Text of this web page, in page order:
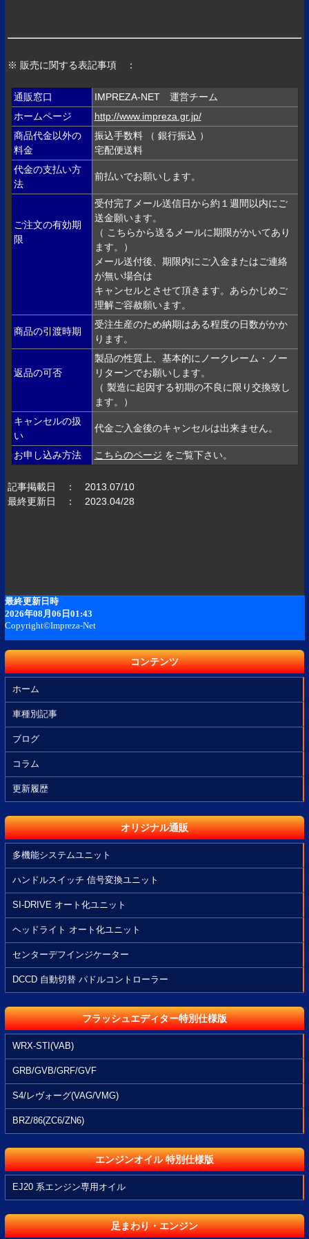
※ 販売に関する表記事項 ：
通販窓口
IMPREZA-NET 運営チーム
ホームページ
http://www.impreza.gr.jp/
商品代金以外の
料金
振込手数料 （ 銀行振込 ）
宅配便送料
代金の支払い方
法
前払いでお願いします。
ご注文の有効期
限
受付完了メール送信日から約１週間以内にご
送金願います。
（ こちらから送るメールに期限がかいてあり
ます。）
メール送付後、期限内にご入金またはご連絡
が無い場合は
キャンセルとさせて頂きます。あらかじめご
理解ご容赦願います。
商品の引渡時期
受注生産のため納期はある程度の日数がかか
ります。
返品の可否
製品の性質上、基本的にノークレーム・ノー
リターンでお願いします。
（ 製造に起因する初期の不良に限り交換致し
ます。）
キャンセルの扱
い
代金ご入金後のキャンセルは出来ません。
お申し込み方法 こちらのページ をご覧下さい。
記事掲載日 ： 2013.07/10
最終更新日 ： 2023.04/28
コンテンツ
ホーム
車種別記事
ブログ
コラム
更新履歴
オリジナル通販
多機能システムユニット
ハンドルスイッチ 信号変換ユニット
SI-DRIVE オート化ユニット
ヘッドライト オート化ユニット
センターデフインジケーター
DCCD 自動切替 パドルコントローラー
フラッシュエディター特別仕様版
WRX-STI(VAB)
GRB/GVB/GRF/GVF
S4/レヴォーグ(VAG/VMG)
BRZ/86(ZC6/ZN6)
エンジンオイル 特別仕様版
EJ20 系エンジン専用オイル
足まわり・エンジン